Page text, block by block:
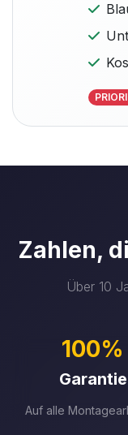
Zahlen,
Über 10
100%
Garantie
Auf alle